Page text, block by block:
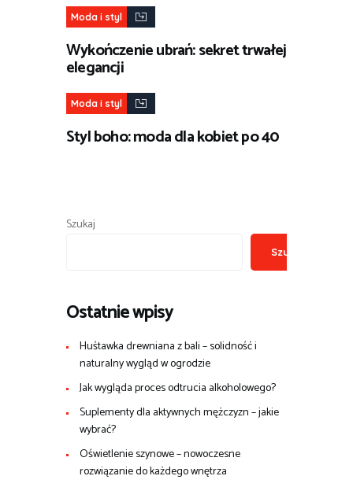
Moda i styl
Wykończenie ubrań: sekret trwałej
elegancji
Moda i styl
Styl boho: moda dla kobiet po 40
Szukaj
Szukaj
Ostatnie wpisy
Huśtawka drewniana z bali – solidność i
naturalny wygląd w ogrodzie
Jak wygląda proces odtrucia alkoholowego?
Suplementy dla aktywnych mężczyzn – jakie
wybrać?
Oświetlenie szynowe – nowoczesne
rozwiązanie do każdego wnętrza